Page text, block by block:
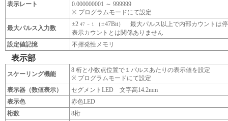
表示レート
0.000000001 ～ 999999
※ プログラムモードにて設定
最大パルス入力数
±2 47 － 1
（±47Bit） 最大パルス以上で内部カウントは
表示カウントとは関係ありません
設定値記憶
不揮発性メモリ
表示部
スケーリング機能
8 桁と小数点位置で１パルスあたりの表示値を設定
※ プログラムモードにて設定
表示器（数値表示）
セグメントLED 文字高14.2mm
表示色
赤色LED
桁数
8桁